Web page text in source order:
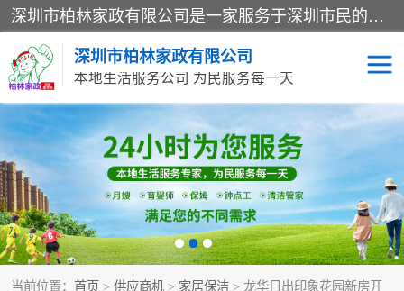
深圳市柏林家政有限公司是一家服务于深圳市民的专业家政公司。致力于为客户提供高质量、多维度的家庭服务，包括养老、母婴、月嫂育婴早教、康复理疗、家电清洗和保洁等方面的专业服务。
深圳市柏林家政有限公司
本地生活服务公司 为民服务每一天
当前位置： 首页 > 供应商机 > 家居保洁 > 龙华日出印象花园新房开
家居保洁 护工月嫂
家庭保姆 家政服务